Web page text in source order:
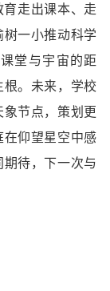
走出课本、走
一小推动科学
堂与宇宙的距
。未来，学校
节点，策划更
仰望星空中感
待，下一次与